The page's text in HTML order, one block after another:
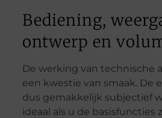
Bediening,
ontwerp en
De werking van technische
een kwestie van smaak. De
dus gemakkelijk subjectief
ideaal als u de basisfuncties